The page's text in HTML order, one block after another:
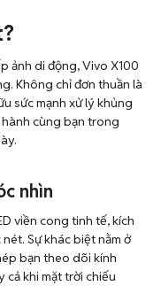
ảnh di động, Vivo X100
Không chỉ đơn thuần là
sức mạnh xử lý khủng
cùng bạn trong
nhìn
viền cong tinh tế, kích
Sự khác biệt nằm ở
bạn theo dõi kính
cả khi mặt trời chiếu